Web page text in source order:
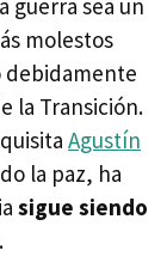
guerra sea un
molestos
debidamente
la Transición.
Agustín
la paz, ha
sigue siendo
.